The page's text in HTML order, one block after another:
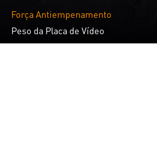
Força Antiempenamento
Peso da Placa de Vídeo